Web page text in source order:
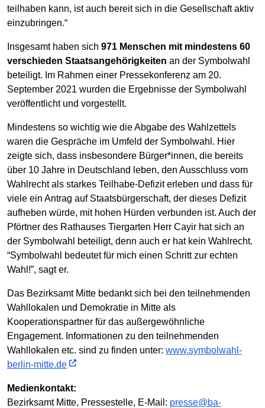
teilhaben kann, ist auch bereit sich in die Gesellschaft aktiv
einzubringen.“
Insgesamt haben sich 971 Menschen mit mindestens 60
verschieden Staatsangehörigkeiten an der Symbolwahl
beteiligt. Im Rahmen einer Pressekonferenz am 20.
September 2021 wurden die Ergebnisse der Symbolwahl
veröffentlicht und vorgestellt.
Mindestens so wichtig wie die Abgabe des Wahlzettels
waren die Gespräche im Umfeld der Symbolwahl. Hier
zeigte sich, dass insbesondere Bürger*innen, die bereits
über 10 Jahre in Deutschland leben, den Ausschluss vom
Wahlrecht als starkes Teilhabe-Defizit erleben und dass für
viele ein Antrag auf Staatsbürgerschaft, der dieses Defizit
aufheben würde, mit hohen Hürden verbunden ist. Auch der
Pförtner des Rathauses Tiergarten Herr Cayir hat sich an
der Symbolwahl beteiligt, denn auch er hat kein Wahlrecht.
“Symbolwahl bedeutet für mich einen Schritt zur echten
Wahl!”, sagt er.
Das Bezirksamt Mitte bedankt sich bei den teilnehmenden
Wahllokalen und Demokratie in Mitte als
Kooperationspartner für das außergewöhnliche
Engagement. Informationen zu den teilnehmenden
Wahllokalen etc. sind zu finden unter: www.symbolwahl-
berlin-mitte.de
Medienkontakt:
Bezirksamt Mitte, Pressestelle, E-Mail: presse@ba-